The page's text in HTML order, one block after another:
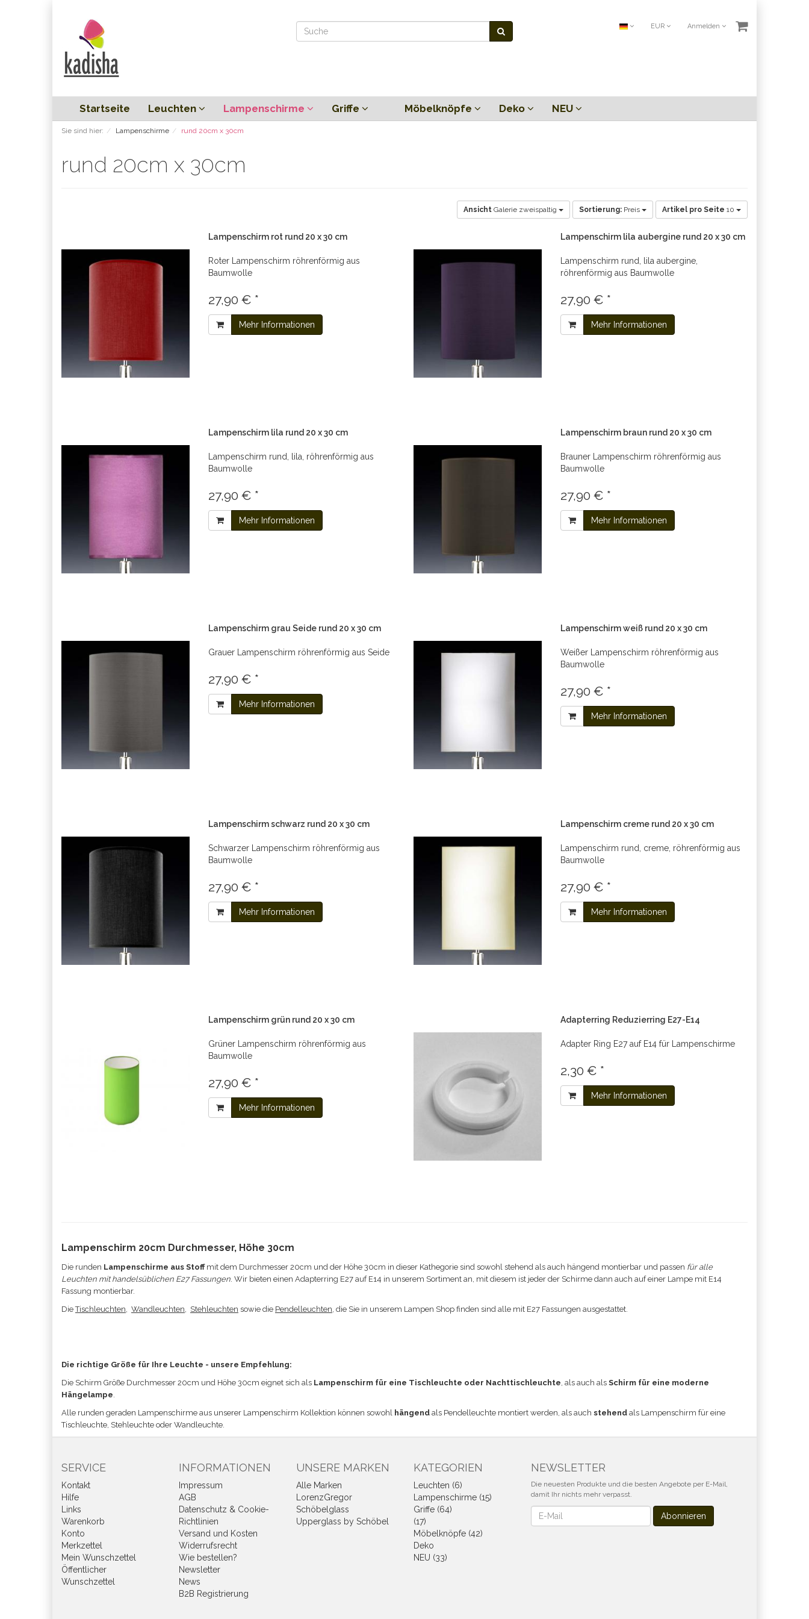
EUR Anmelden
Startseite Leuchten Lampenschirme Griffe Möbelknöpfe Deko NEU
Sie sind hier: Lampenschirme rund 20cm x 30cm
rund 20cm x 30cm
Ansicht Galerie zweispaltig Sortierung: Preis Artikel pro Seite 10
Lampenschirm rot rund 20 x 30 cm
Roter Lampenschirm röhrenförmig aus
Baumwolle
27,90 € *
Mehr Informationen
Lampenschirm lila aubergine rund 20 x 30 cm
Lampenschirm rund, lila aubergine,
röhrenförmig aus Baumwolle
27,90 € *
Mehr Informationen
Lampenschirm lila rund 20 x 30 cm
Lampenschirm rund, lila, röhrenförmig aus
Baumwolle
27,90 € *
Mehr Informationen
Lampenschirm braun rund 20 x 30 cm
Brauner Lampenschirm röhrenförmig aus
Baumwolle
27,90 € *
Mehr Informationen
Lampenschirm grau Seide rund 20 x 30 cm
Grauer Lampenschirm röhrenförmig aus Seide
27,90 € *
Mehr Informationen
Lampenschirm weiß rund 20 x 30 cm
Weißer Lampenschirm röhrenförmig aus
Baumwolle
27,90 € *
Mehr Informationen
Lampenschirm schwarz rund 20 x 30 cm
Schwarzer Lampenschirm röhrenförmig aus
Baumwolle
27,90 € *
Mehr Informationen
Lampenschirm creme rund 20 x 30 cm
Lampenschirm rund, creme, röhrenförmig aus
Baumwolle
27,90 € *
Mehr Informationen
Lampenschirm grün rund 20 x 30 cm
Grüner Lampenschirm röhrenförmig aus
Baumwolle
27,90 € *
Mehr Informationen
Adapterring Reduzierring E27-E14
Adapter Ring E27 auf E14 für Lampenschirme
2,30 € *
Mehr Informationen
Lampenschirm 20cm Durchmesser, Höhe 30cm
Die runden Lampenschirme aus Stoffmit dem Durchmesser 20cm und der Höhe 30cm in dieser Kathegorie sind sowohl stehend als auch hängend montierbar und passen für alle
Leuchten mit handelsüblichen E27 Fassungen. Wir bieten einen Adapterring E27 auf E14 in unserem Sortiment an, mit diesem ist jeder der Schirme dann auch auf einer Lampe mit E14
Fassung montierbar.
DieTischleuchten, Wandleuchten, Stehleuchten sowie die Pendelleuchten, die Sie in unserem Lampen Shop finden sind alle mit E27 Fassungen ausgestattet.
Die richtige Größe für Ihre Leuchte - unsere Empfehlung:
Die Schirm Größe Durchmesser 20cm und Höhe 30cm eignet sich als Lampenschirm für eine Tischleuchte oder Nachttischleuchte, als auch als Schirm für eine moderne
Hängelampe.
Alle runden geraden Lampenschirme aus unserer Lampenschirm Kollektion können sowohl hängend als Pendelleuchte montiert werden, als auch stehend als Lampenschirm für eine
Tischleuchte, Stehleuchte oder Wandleuchte.
SERVICE
Kontakt
Hilfe
Links
Warenkorb
Konto
Merkzettel
Mein Wunschzettel
Öffentlicher
Wunschzettel
INFORMATIONEN
Impressum
AGB
Datenschutz & Cookie-
Richtlinien
Versand und Kosten
Widerrufsrecht
Wie bestellen?
Newsletter
News
B2B Registrierung
UNSERE MARKEN
Alle Marken
LorenzGregor
Schöbelglass
Upperglass by Schöbel
KATEGORIEN
Leuchten (6)
Lampenschirme (15)
Griffe (64)
(17)
Möbelknöpfe (42)
Deko
NEU (33)
NEWSLETTER
Die neuesten Produkte und die besten Angebote per E-Mail,
damit Ihr nichts mehr verpasst.
Newsletter Abonnieren